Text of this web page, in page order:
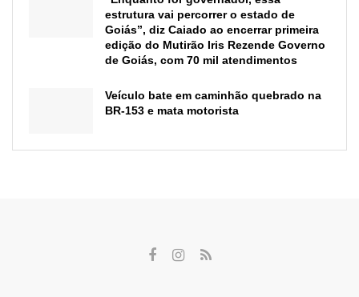
estrutura vai percorrer o estado de
Goiás”, diz Caiado ao encerrar primeira
edição do Mutirão Iris Rezende Governo
de Goiás, com 70 mil atendimentos
Veículo bate em caminhão quebrado na
BR-153 e mata motorista